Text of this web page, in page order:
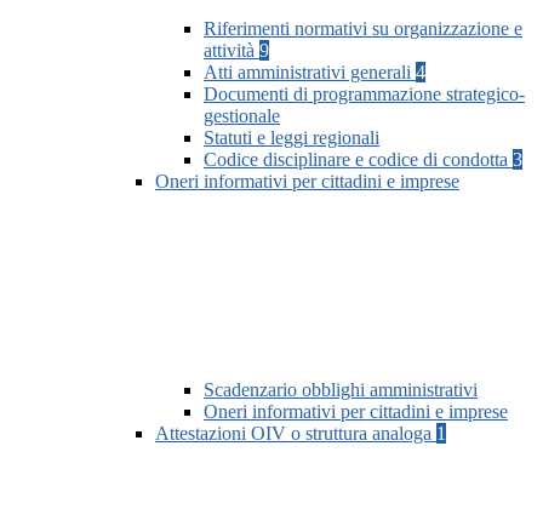
Riferimenti normativi su organizzazione e
attività 9
Atti amministrativi generali 4
Documenti di programmazione strategico-
gestionale
Statuti e leggi regionali
Codice disciplinare e codice di condotta 3
Oneri informativi per cittadini e imprese
Scadenzario obblighi amministrativi
Oneri informativi per cittadini e imprese
Attestazioni OIV o struttura analoga 1